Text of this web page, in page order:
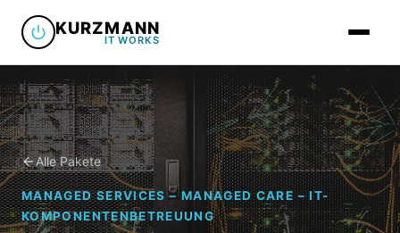
KURZMANN
IT WORKS
Managed
Übersicht
IT-
Alle Pakete
MANAGED SERVICES – MANAGED CARE – IT-
KOMPONENTENBETREUUNG